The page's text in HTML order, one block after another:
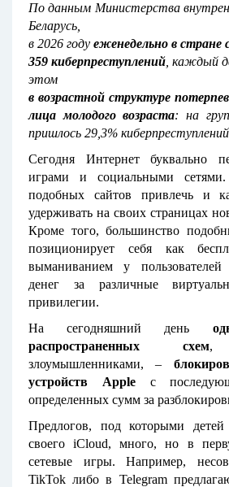
По данным Министерства
Беларусь,
в 2026 году еженедельно в стране
359 киберпреступлений , каждый
этом
в возрастной структуре
лица молодого возраста: на
пришлось 29,3%
Сегодня Интернет буквально
играми и социальными сетями.
подобных сайтов привлечь и
удерживать на своих страницах
Кроме того, большинство
позиционирует себя как
выманиванием у
денег за различные
привилегии.
На сегодняшний день
распространенных схем,
злоумышленниками, –
устройств Appleс
определенных сумм за
Предлогов, под которыми
своего iCloud, много, но в
сетевые игры. Например,
TikTok либо в Telegram